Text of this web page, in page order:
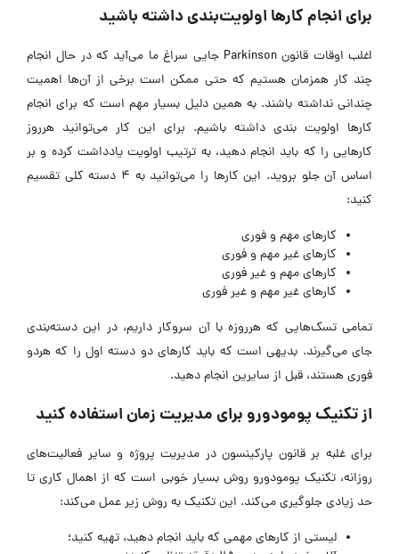
برای انجام کارها اولویت‌بندی داشته باشید
اغلب اوقات قانون Parkinson جایی سراغ ما می‌آید که در حال انجام
چند کار همزمان هستیم که حتی ممکن است برخی از آن‌ها اهمیت
چندانی نداشته باشند. به همین دلیل بسیار مهم است که برای انجام
کارها اولویت بندی داشته باشیم. برای این کار می‌توانید هرروز
کارهایی را که باید انجام دهید، به ترتیب اولویت یادداشت کرده و بر
اساس آن جلو بروید. این کارها را می‌توانید به 4 دسته کلی تقسیم
کنید:
کارهای مهم و فوری
کارهای غیر مهم و فوری
کارهای مهم و غیر فوری
کارهای غیر مهم و غیر فوری
تمامی تسک‌هایی که هرروزه با آن سروکار داریم، در این دسته‌بندی
جای می‌گیرند. بدیهی است که باید کارهای دو دسته اول را که هردو
فوری هستند، قبل از سایرین انجام دهید.
از تکنیک پومودورو برای مدیریت زمان استفاده کنید
برای غلبه بر قانون پارکینسون در مدیریت پروژه و سایر فعالیت‌های
روزانه، تکنیک پومودورو روش بسیار خوبی است که از اهمال کاری تا
حد زیادی جلوگیری می‌کند. این تکنیک به روش زیر عمل می‌کند:
لیستی از کارهای مهمی که باید انجام دهید، تهیه کنید؛